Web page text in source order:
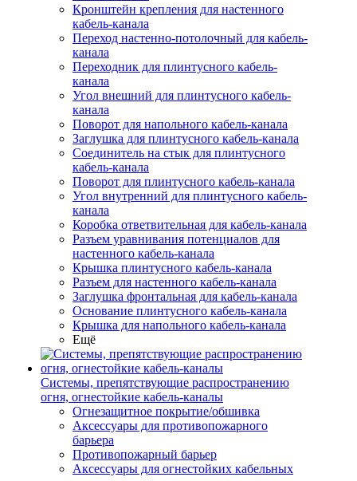
Кронштейн крепления для настенного
кабель-канала
Переход настенно-потолочный для кабель-
канала
Переходник для плинтусного кабель-
канала
Угол внешний для плинтусного кабель-
канала
Поворот для напольного кабель-канала
Заглушка для плинтусного кабель-канала
Соединитель на стык для плинтусного
кабель-канала
Поворот для плинтусного кабель-канала
Угол внутренний для плинтусного кабель-
канала
Коробка ответвительная для кабель-канала
Разъем уравнивания потенциалов для
настенного кабель-канала
Крышка плинтусного кабель-канала
Разъем для настенного кабель-канала
Заглушка фронтальная для кабель-канала
Основание плинтусного кабель-канала
Крышка для напольного кабель-канала
Ещё
Системы, препятствующие распространению
огня, огнестойкие кабель-каналы
Огнезащитное покрытие/обшивка
Аксессуары для противопожарного
барьера
Противопожарный барьер
Аксессуары для огнестойких кабельных